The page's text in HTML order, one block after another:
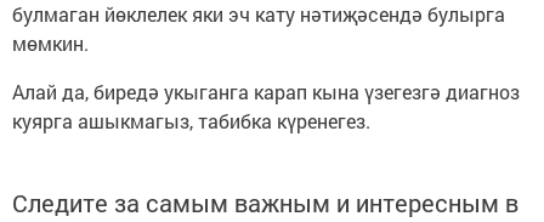
булмаган йөклелек яки эч кату нәтиҗәсендә булырга
мөмкин.
Алай да, биредә укыганга карап кына үзегезгә диаг­ноз
куярга ашыкмагыз, табибка күренегез.
Следите за самым важным и интересным в